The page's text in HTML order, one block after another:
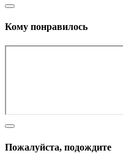
Кому понравилось
Пожалуйста, подождите